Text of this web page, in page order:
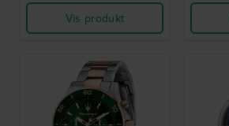
Vis produkt